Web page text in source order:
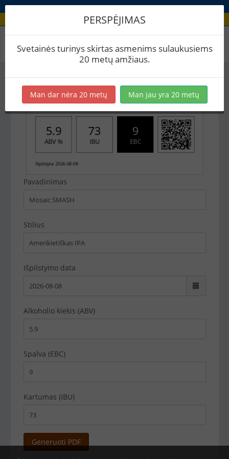
Recepto etikečių spausdinimas
Pavadinimas
Stilius
Išpilstymo data
Alkoholio kiekis (ABV)
Spalva (EBC)
Kartumas (IBU)
Generuoti PDF
PERSPĖJIMAS
Svetainės turinys skirtas asmenims sulaukusiems
20 metų amžiaus.
Man dar nėra 20 metų Man jau yra 20 metų